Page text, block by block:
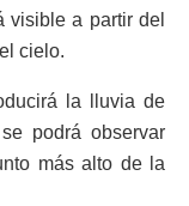
visible a partir del
cielo.
la lluvia de
podrá observar
más alto de la